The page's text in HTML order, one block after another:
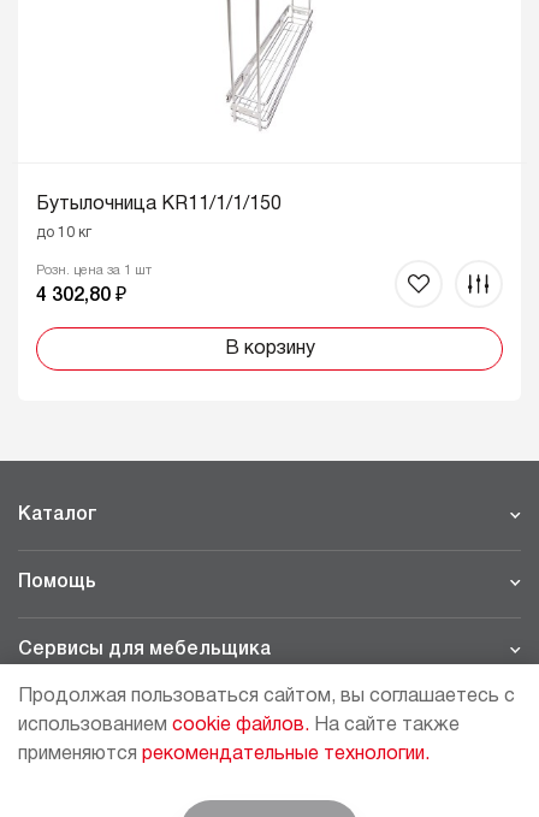
Бутылочница KR11/1/1/150
до 10 кг
Розн. цена за 1 шт
4 302,80 ₽
В корзину
Каталог
Помощь
Сервисы для мебельщика
МОСКВА - ШОУРУМ/СКЛАД
Продолжая пользоваться сайтом, вы соглашаетесь с
использованием cookie файлов. На сайте также
применяются рекомендательные технологии.